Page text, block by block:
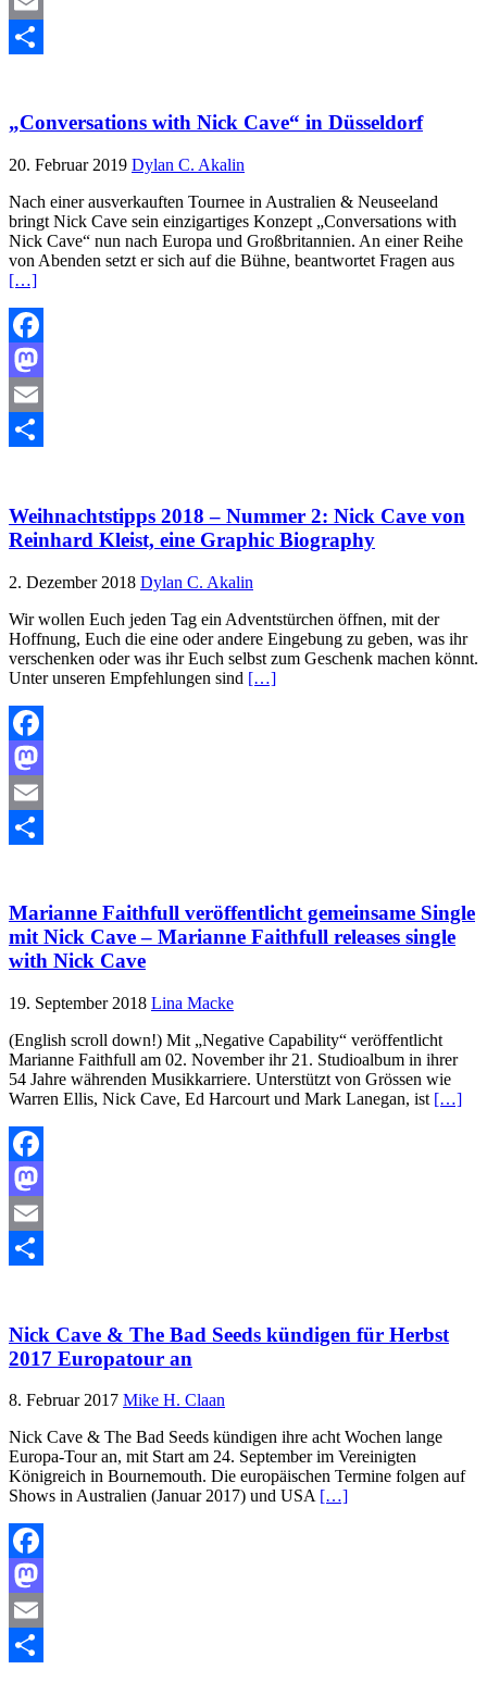
Email
„Conversations with Nick Cave“ in Düsseldorf
20. Februar 2019 Dylan C. Akalin
Nach einer ausverkauften Tournee in Australien & Neuseeland
bringt Nick Cave sein einzigartiges Konzept „Conversations with
Nick Cave“ nun nach Europa und Großbritannien. An einer Reihe
von Abenden setzt er sich auf die Bühne, beantwortet Fragen aus
[…]
Facebook
Mastodon
Email
Weihnachtstipps 2018 – Nummer 2: Nick Cave von
Reinhard Kleist, eine Graphic Biography
2. Dezember 2018 Dylan C. Akalin
Wir wollen Euch jeden Tag ein Adventstürchen öffnen, mit der
Hoffnung, Euch die eine oder andere Eingebung zu geben, was ihr
verschenken oder was ihr Euch selbst zum Geschenk machen könnt.
Unter unseren Empfehlungen sind […]
Facebook
Mastodon
Email
Marianne Faithfull veröffentlicht gemeinsame Single
mit Nick Cave – Marianne Faithfull releases single
with Nick Cave
19. September 2018 Lina Macke
(English scroll down!) Mit „Negative Capability“ veröffentlicht
Marianne Faithfull am 02. November ihr 21. Studioalbum in ihrer
54 Jahre währenden Musikkarriere. Unterstützt von Grössen wie
Warren Ellis, Nick Cave, Ed Harcourt und Mark Lanegan, ist […]
Facebook
Mastodon
Email
Nick Cave & The Bad Seeds kündigen für Herbst
2017 Europatour an
8. Februar 2017 Mike H. Claan
Nick Cave & The Bad Seeds kündigen ihre acht Wochen lange
Europa-Tour an, mit Start am 24. September im Vereinigten
Königreich in Bournemouth. Die europäischen Termine folgen auf
Shows in Australien (Januar 2017) und USA […]
Facebook
Mastodon
Email